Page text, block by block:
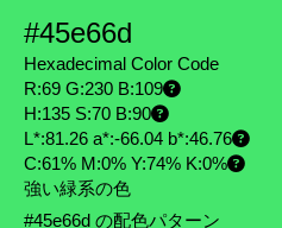
#45e66d
Hexadecimal Color Code
R:69 G:230 B:109
H:135 S:70 B:90
L*:81.26 a*:-66.04 b*:46.76
C:61% M:0% Y:74% K:0%
強い緑系の色
#45e66d の配色パターン